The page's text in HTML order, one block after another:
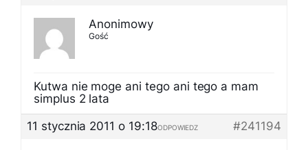
Anonimowy
Gość
Kutwa nie moge ani tego ani tego a mam
simplus 2 lata
11 stycznia 2011 o 19:18
#241194
ODPOWIEDZ